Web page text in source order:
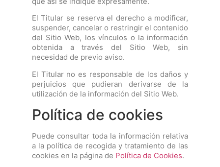
El Titular se reserva el derecho a modificar,
suspender, cancelar o restringir el contenido
del Sitio Web, los vínculos o la información
obtenida a través del Sitio Web, sin
necesidad de previo aviso.
El Titular no es responsable de los daños y
perjuicios que pudieran derivarse de la
utilización de la información del Sitio Web.
Política de cookies
Puede consultar toda la información relativa
a la política de recogida y tratamiento de las
cookies en la página de Política de Cookies.